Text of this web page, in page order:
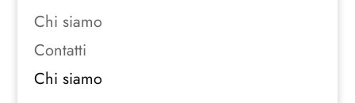
Chi siamo
Contatti
Chi siamo